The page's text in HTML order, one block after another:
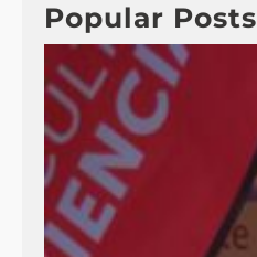
h
Popular Posts